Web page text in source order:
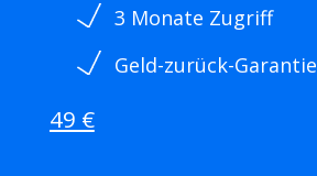
3 Monate Zugriff
Geld-zurück-Garantie
49 €